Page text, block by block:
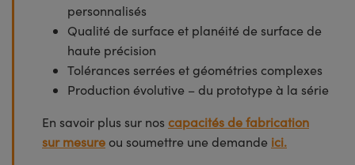
personnalisés
Qualité de surface et planéité de surface de
haute précision
Tolérances serrées et géométries complexes
Production évolutive – du prototype à la série
En savoir plus sur nos capacités de fabrication
sur mesure ou soumettre une demande ici.